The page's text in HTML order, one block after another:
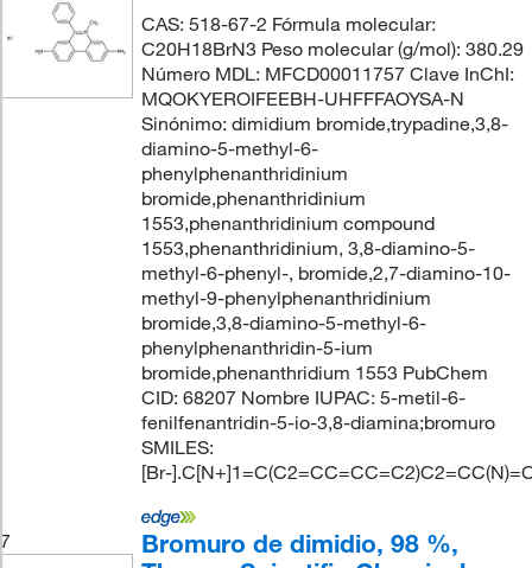
CAS: 518-67-2 Fórmula molecular:
C20H18BrN3 Peso molecular (g/mol): 380.29
Número MDL: MFCD00011757 Clave InChI:
MQOKYEROIFEEBH-UHFFFAOYSA-N
Sinónimo: dimidium bromide,trypadine,3,8-
diamino-5-methyl-6-
phenylphenanthridinium
bromide,phenanthridinium
1553,phenanthridinium compound
1553,phenanthridinium, 3,8-diamino-5-
methyl-6-phenyl-, bromide,2,7-diamino-10-
methyl-9-phenylphenanthridinium
bromide,3,8-diamino-5-methyl-6-
phenylphenanthridin-5-ium
bromide,phenanthridium 1553 PubChem
CID: 68207 Nombre IUPAC: 5-metil-6-
fenilfenantridin-5-io-3,8-diamina;bromuro
SMILES:
[Br-
7
Bromuro de dimidio, 98 %,